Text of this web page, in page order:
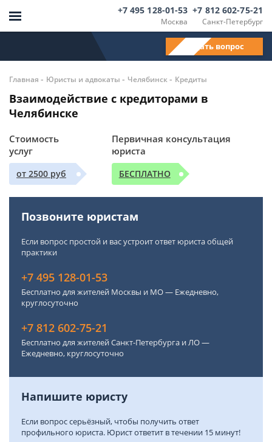
Москва
+7 495 128-01-53
Санкт-Петербург
+7 812 602-75-21
Задать вопрос
Главная - Юристы и адвокаты - Челябинск- Кредиты
Взаимодействие с кредиторами в
Челябинске
Стоимость
услуг
от 2500 руб
Первичная консультация
юриста
БЕСПЛАТНО
Позвоните юристам
Если вопрос простой и вас устроит ответ юриста общей
практики
+7 495 128-01-53
Бесплатно для жителей Москвы и МО — Ежедневно,
круглосуточно
+7 812 602-75-21
Бесплатно для жителей Санкт-Петербурга и ЛО —
Ежедневно, круглосуточно
Напишите юристу
Если вопрос серьёзный, чтобы получить ответ
профильного юриста. Юрист ответит в течении 15 минут!